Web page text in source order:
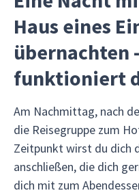
Haus eines
übernachten
funktioniert
Am Nachmittag, nach
die Reisegruppe zum
Zeitpunkt wirst du dich
anschließen, die dich
dich mit zum